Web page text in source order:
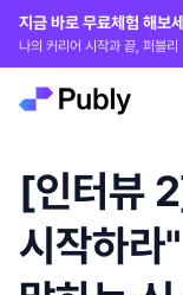
지금 바로 무료체험 해보
나의 커리어 시작과 끝, 퍼블리
[인터뷰
시작하라